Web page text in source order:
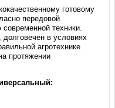
готовому
передовой
техники.
долговечен в условиях
агротехнике
протяжении